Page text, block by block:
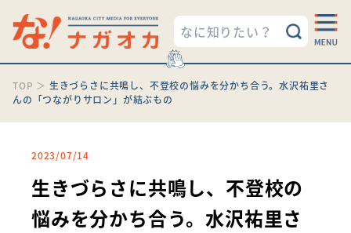
TOP ＞ 生きづらさに共鳴し、不登校の悩みを分かち合う。水沢祐里さ
んの「つながりサロン」が結ぶもの
2023/07/14
生きづらさに共鳴し、不登校の
悩みを分かち合う。水沢祐里さ